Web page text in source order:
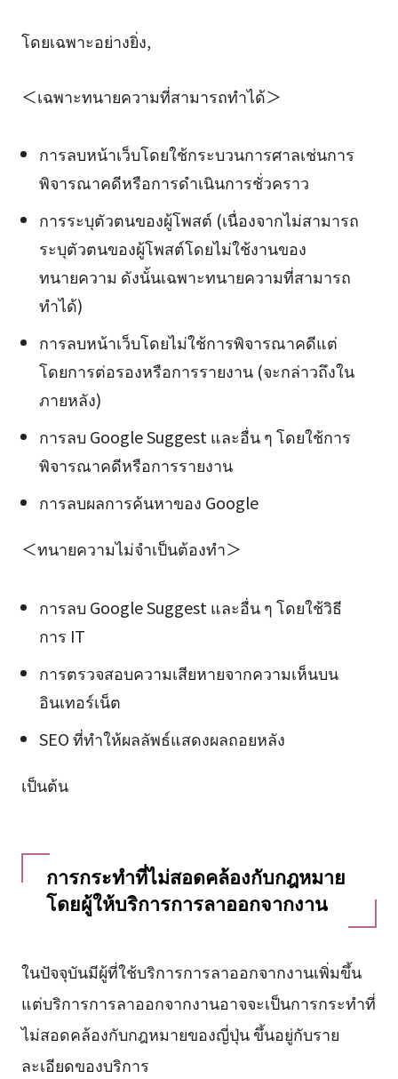
โดยเฉพาะอย่างยิ่ง,
＜เฉพาะทนายความที่สามารถทำได้＞
การลบหน้าเว็บโดยใช้กระบวนการศาลเช่นการ
พิจารณาคดีหรือการดำเนินการชั่วคราว
การระบุตัวตนของผู้โพสต์ (เนื่องจากไม่สามารถ
ระบุตัวตนของผู้โพสต์โดยไม่ใช้งานของ
ทนายความ ดังนั้นเฉพาะทนายความที่สามารถ
ทำได้)
การลบหน้าเว็บโดยไม่ใช้การพิจารณาคดีแต่
โดยการต่อรองหรือการรายงาน (จะกล่าวถึงใน
ภายหลัง)
การลบ Google Suggest และอื่น ๆ โดยใช้การ
พิจารณาคดีหรือการรายงาน
การลบผลการค้นหาของ Google
＜ทนายความไม่จำเป็นต้องทำ＞
การลบ Google Suggest และอื่น ๆ โดยใช้วิธี
การ IT
การตรวจสอบความเสียหายจากความเห็นบน
อินเทอร์เน็ต
SEO ที่ทำให้ผลลัพธ์แสดงผลถอยหลัง
เป็นต้น
การกระทำที่ไม่สอดคล้องกับกฎหมาย
โดยผู้ให้บริการการลาออกจากงาน
ในปัจจุบันมีผู้ที่ใช้บริการการลาออกจากงานเพิ่มขึ้น
แต่บริการการลาออกจากงานอาจจะเป็นการกระทำที่
ไม่สอดคล้องกับกฎหมายของญี่ปุ่น ขึ้นอยู่กับราย
ละเอียดของบริการ